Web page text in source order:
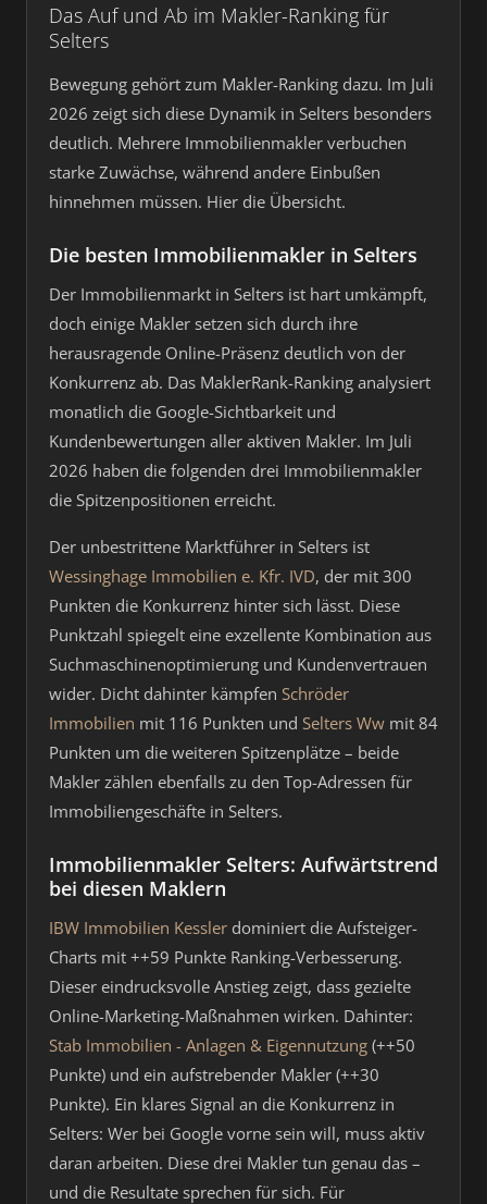
Das Auf und Ab im Makler-Ranking für
Selters
Bewegung gehört zum Makler-Ranking dazu. Im Juli
2026 zeigt sich diese Dynamik in Selters besonders
deutlich. Mehrere Immobilienmakler verbuchen
starke Zuwächse, während andere Einbußen
hinnehmen müssen. Hier die Übersicht.
Die besten Immobilienmakler in Selters
Der Immobilienmarkt in Selters ist hart umkämpft,
doch einige Makler setzen sich durch ihre
herausragende Online-Präsenz deutlich von der
Konkurrenz ab. Das MaklerRank-Ranking analysiert
monatlich die Google-Sichtbarkeit und
Kundenbewertungen aller aktiven Makler. Im Juli
2026 haben die folgenden drei Immobilienmakler
die Spitzenpositionen erreicht.
Der unbestrittene Marktführer in Selters ist
Wessinghage Immobilien e. Kfr. IVD, der mit 300
Punkten die Konkurrenz hinter sich lässt. Diese
Punktzahl spiegelt eine exzellente Kombination aus
Suchmaschinenoptimierung und Kundenvertrauen
wider. Dicht dahinter kämpfen Schröder
Immobilien mit 116 Punkten und Selters Ww mit 84
Punkten um die weiteren Spitzenplätze – beide
Makler zählen ebenfalls zu den Top-Adressen für
Immobiliengeschäfte in Selters.
Immobilienmakler Selters: Aufwärtstrend
bei diesen Maklern
IBW Immobilien Kessler dominiert die Aufsteiger-
Charts mit ++59 Punkte Ranking-Verbesserung.
Dieser eindrucksvolle Anstieg zeigt, dass gezielte
Online-Marketing-Maßnahmen wirken. Dahinter:
Stab Immobilien - Anlagen & Eigennutzung (++50
Punkte) und ein aufstrebender Makler (++30
Punkte). Ein klares Signal an die Konkurrenz in
Selters: Wer bei Google vorne sein will, muss aktiv
daran arbeiten. Diese drei Makler tun genau das –
und die Resultate sprechen für sich. Für